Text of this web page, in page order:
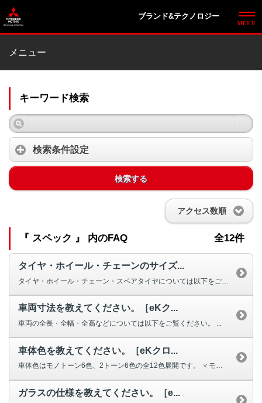
ブランド&テクノロジー
メニュー
キーワード検索
検索条件設定
検索する
アクセス数順
『 スペック 』 内のFAQ 全12件
タイヤ・ホイール・チェーンのサイズ...
車両寸法を教えてください。［eKク...
車両の全長・全幅・全高などについては以下をご覧ください。 ...
車体色を教えてください。［eKクロ...
車体色はモノトーン6色、2トーン6色の全12色展開です。 ＜モノトー...
ガラスの仕様を教えてください。［e...